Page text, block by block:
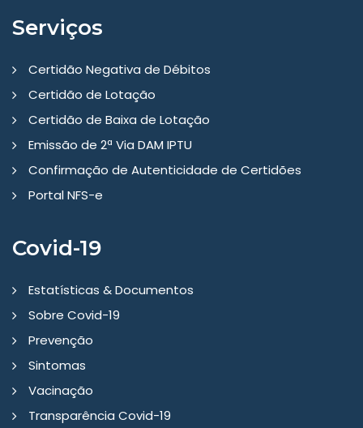
Serviços
Certidão Negativa de Débitos
Certidão de Lotação
Certidão de Baixa de Lotação
Emissão de 2ª Via DAM IPTU
Confirmação de Autenticidade de Certidões
Portal NFS-e
Covid-19
Estatísticas & Documentos
Sobre Covid-19
Prevenção
Sintomas
Vacinação
Transparência Covid-19